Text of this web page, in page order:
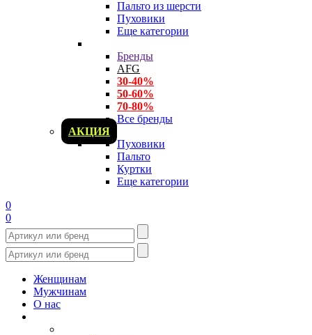
Пальто из шерсти
Пуховики
Еще категории
Бренды
AFG
30-40%
50-60%
70-80%
Все бренды
АКЦИЯ
Пуховики
Пальто
Куртки
Еще категории
0
0
Женщинам
Мужчинам
О нас